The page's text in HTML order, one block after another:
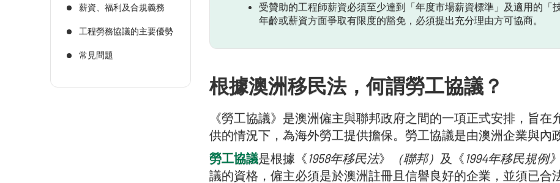
薪資、福利及合規義務
工程勞務協議的主要優勢
常見問題
受贊助的工程師薪資必須至少達到「年度市場薪資標準」及適用的「
年齡或薪資方面爭取有限度的豁免，必須提出充分理由方可協商。
根據澳洲移民法，何謂勞工協議？
《勞工協議》是澳洲僱主與聯邦政府之間的一項正式安排，旨
供的情況下，為海外勞工提供擔保。勞工協議是由澳洲企業與內
勞工協議是根據《 1958年移民法》 （聯邦） 及《 1994年移民規例
議的資格，僱主必須是於澳洲註冊且信譽良好的企業，並須已合